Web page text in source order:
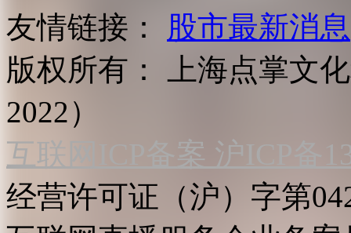
友情链接：
股市最新消息
版权所有：
上海点掌文
2022）
互联网ICP备案 沪ICP备
经营许可证（沪）字第